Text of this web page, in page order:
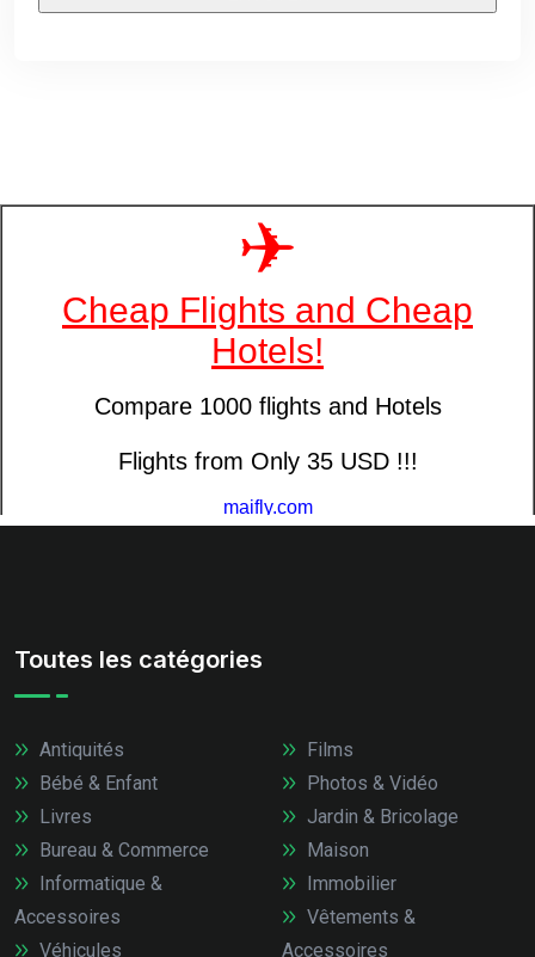
Toutes les catégories
Antiquités
Bébé & Enfant
Livres
Bureau & Commerce
Informatique &
Accessoires
Véhicules
Films
Photos & Vidéo
Jardin & Bricolage
Maison
Immobilier
Vêtements &
Accessoires